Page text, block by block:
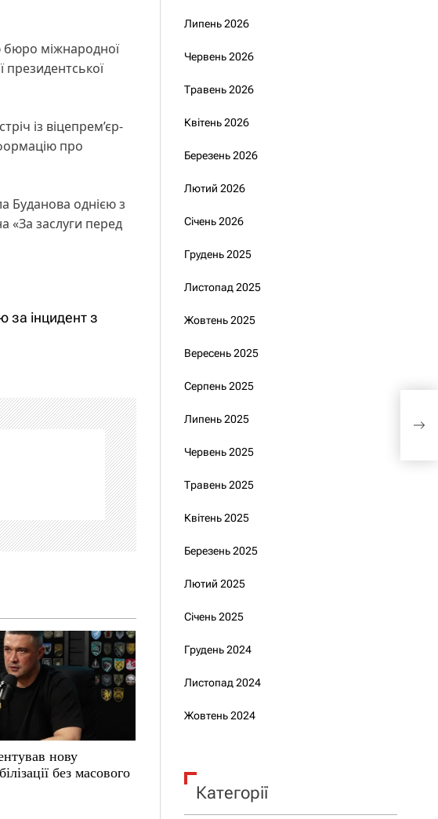
бюро міжнародної
із віцепрем’єр-
про
Буданова однією з
«За заслуги перед
за інцидент з
нову
без масового
Липень 2026
Червень 2026
Травень 2026
Квітень 2026
Березень 2026
Лютий 2026
Січень 2026
Грудень 2025
Листопад 2025
Жовтень 2025
Вересень 2025
Серпень 2025
Липень 2025
Червень 2025
Травень 2025
Квітень 2025
Березень 2025
Лютий 2025
Січень 2025
Грудень 2024
Листопад 2024
Жовтень 2024
Категорії
за